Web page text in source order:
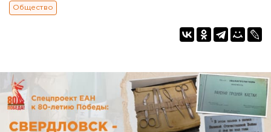
Общество